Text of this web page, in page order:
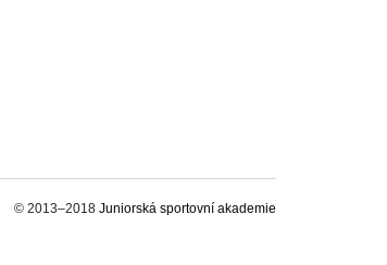
© 2013–2018 Juniorská sportovní akademie